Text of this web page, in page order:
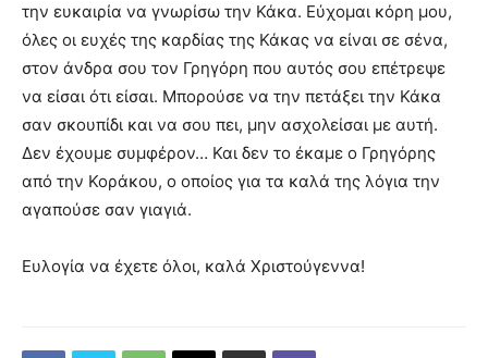
την ευκαιρία να γνωρίσω την Κάκα. Εύχομαι κόρη μου,
όλες οι ευχές της καρδίας της Κάκας να είναι σε σένα,
στον άνδρα σου τον Γρηγόρη που αυτός σου επέτρεψε
να είσαι ότι είσαι. Μπορούσε να την πετάξει την Κάκα
σαν σκουπίδι και να σου πει, μην ασχολείσαι με αυτή.
Δεν έχουμε συμφέρον… Και δεν το έκαμε ο Γρηγόρης
από την Κοράκου, ο οποίος για τα καλά της λόγια την
αγαπούσε σαν γιαγιά.
Ευλογία να έχετε όλοι, καλά Χριστούγεννα!